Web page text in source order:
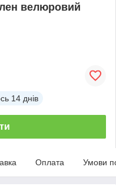
велюровий
14 днів
Оплата Умови